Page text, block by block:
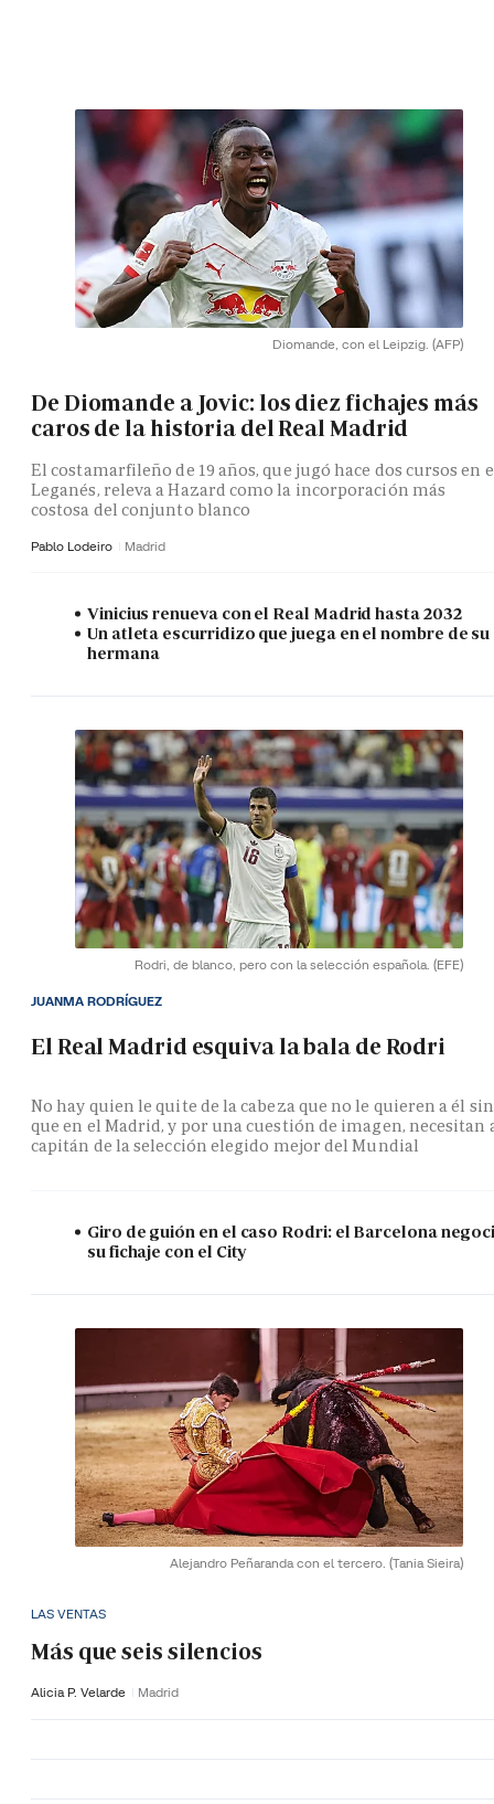
Diomande, con el Leipzig. (AFP)
De Diomande a Jovic: los diez fichajes más
caros de la historia del Real Madrid
El costamarfileño de 19 años, que jugó hace dos cursos en
Leganés, releva a Hazard como la incorporación más
costosa del conjunto blanco
Pablo Lodeiro Madrid
Vinicius renueva con el Real Madrid hasta 2032
Un atleta escurridizo que juega en el nombre de su
hermana
Rodri, de blanco, pero con la selección española. (EFE)
El Real Madrid esquiva la bala de Rodri
No hay quien le quite de la cabeza que no le quieren a él
que en el Madrid, y por una cuestión de imagen, necesitan
capitán de la selección elegido mejor del Mundial
JUANMA RODRÍGUEZ
Giro de guión en el caso Rodri: el Barcelona
su fichaje con el City
Alejandro Peñaranda con el tercero. (Tania Sieira)
LAS VENTAS
Más que seis silencios
Alicia P. Velarde Madrid